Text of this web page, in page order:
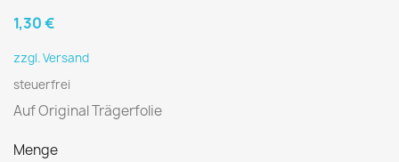
1,30 €
zzgl. Versand
steuerfrei
Auf Original Trägerfolie
Menge